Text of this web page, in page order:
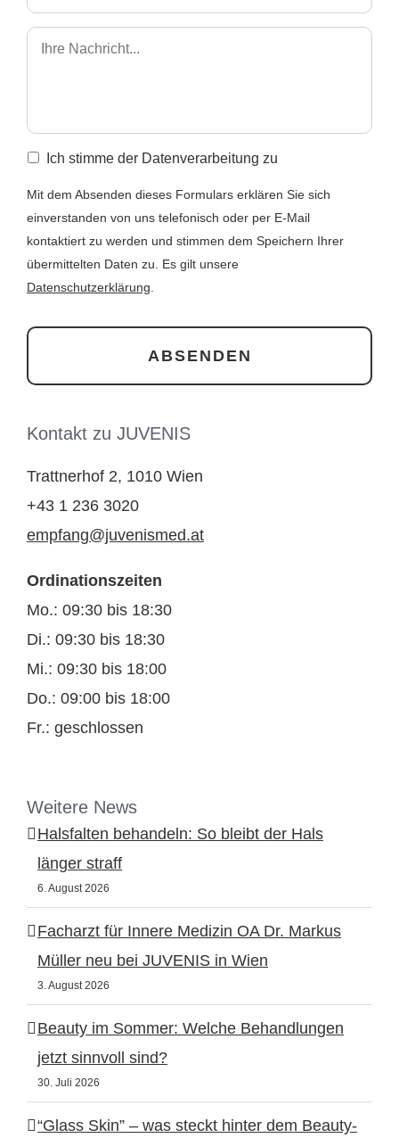
Ich stimme der Datenverarbeitung zu
Mit dem Absenden dieses Formulars erklären Sie sich
einverstanden von uns telefonisch oder per E-Mail
kontaktiert zu werden und stimmen dem Speichern Ihrer
übermittelten Daten zu. Es gilt unsere
Datenschutzerklärung
Kontakt zu JUVENIS
Trattnerhof 2, 1010 Wien
+43 1 236 3020
empfang@juvenismed.at
Ordinationszeiten
Mo.: 09:30 bis 18:30
Di.: 09:30 bis 18:30
Mi.: 09:30 bis 18:00
Do.: 09:00 bis 18:00
Fr.: geschlossen
Weitere News
Halsfalten behandeln: So bleibt der Hals
länger straff
6. August 2026
Facharzt für Innere Medizin OA Dr. Markus
Müller neu bei JUVENIS in Wien
3. August 2026
Beauty im Sommer: Welche Behandlungen
jetzt sinnvoll sind?
30. Juli 2026
“Glass Skin” – was steckt hinter dem Beauty-